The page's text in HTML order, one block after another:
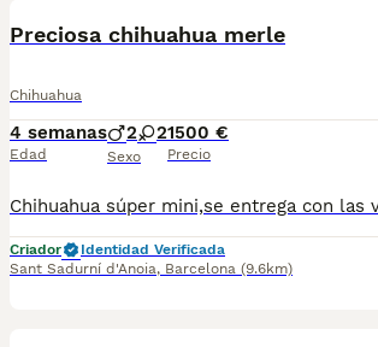
Preciosa chihuahua merle
Chihuahua
4 semanas
Edad
2 2
Sexo
1500 €
Precio
Criador
Identidad Verificada
Sant Sadurní d'Anoia, Barcelona (9.6km)